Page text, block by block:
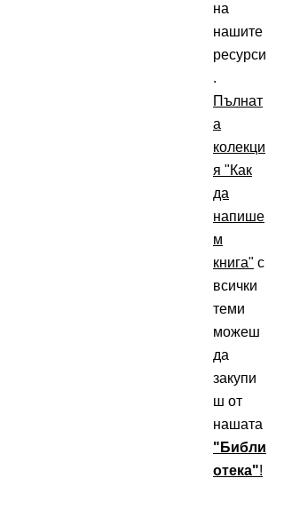
на
нашите
ресурси
.
Пълнат
а
колекци
я "Как
да
напише
м
книга" с
всички
теми
можеш
да
закупи
ш от
нашата
"Библи
отека"!